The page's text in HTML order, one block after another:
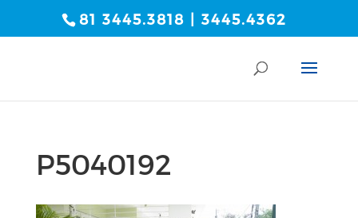
81 3445.3818 | 3445.4362
P5040192